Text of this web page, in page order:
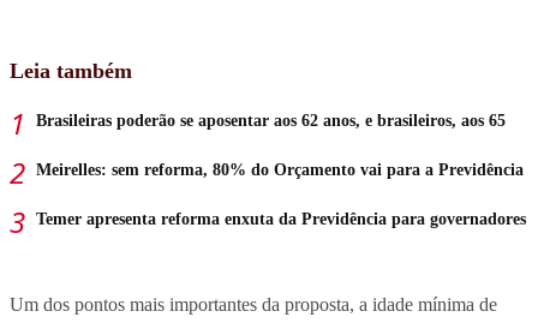
Leia também
Brasileiras poderão se aposentar aos 62 anos, e brasileiros, aos 65
Meirelles: sem reforma, 80% do Orçamento vai para a Previdência
Temer apresenta reforma enxuta da Previdência para governadores
Um dos pontos mais importantes da proposta, a idade mínima de